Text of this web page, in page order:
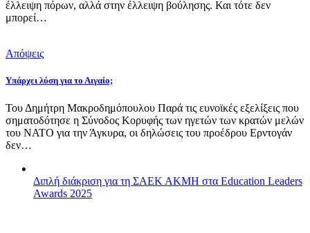
έλλειψη πόρων, αλλά στην έλλειψη βούλησης. Και τότε δεν
μπορεί…
Απόψεις
Υπάρχει λύση για το Αιγαίο;
Του Δημήτρη Μακροδημόπουλου Παρά τις ευνοϊκές εξελίξεις που
σηματοδότησε η Σύνοδος Κορυφής των ηγετών των κρατών μελών
του ΝΑΤΟ για την Άγκυρα, οι δηλώσεις του προέδρου Ερντογάν
δεν…
Διπλή διάκριση για τη ΣΑΕΚ ΑΚΜΗ στα Education Leaders
Awards 2025